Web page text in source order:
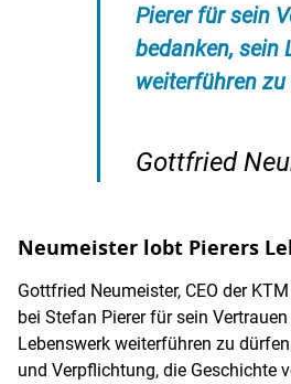
Pierer für sein
bedanken, sein
weiterführen zu
Gottfried
Neumeister lobt Pierers
Gottfried Neumeister, CEO der
bei Stefan Pierer für sein
Lebenswerk weiterführen zu
und Verpflichtung, die Geschichte